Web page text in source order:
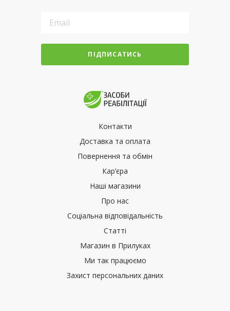
ПІДПИСАТИСЬ
Контакти
Доставка та оплата
Повернення та обмін
Кар’єра
Наші магазини
Про нас
Соціальна відповідальність
Статті
Магазин в Прилуках
Ми так працюємо
Захист персональних даних